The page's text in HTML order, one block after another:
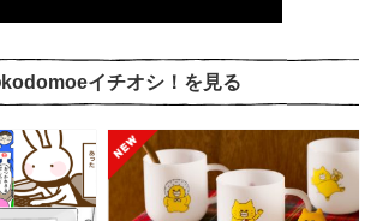
イチオシ！を見る